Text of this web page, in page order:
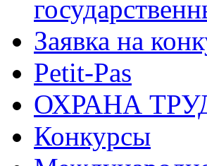
Заявка на
Petit-Pas
ОХРАНА
Конкурсы